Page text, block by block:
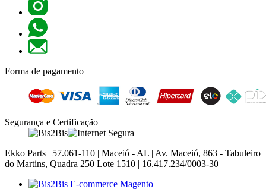
Forma de pagamento
Segurança e Certificação
Ekko Parts | 57.061-110 | Maceió - AL | Av. Maceió, 863 - Tabuleiro
do Martins, Quadra 250 Lote 1510 | 16.417.234/0003-30